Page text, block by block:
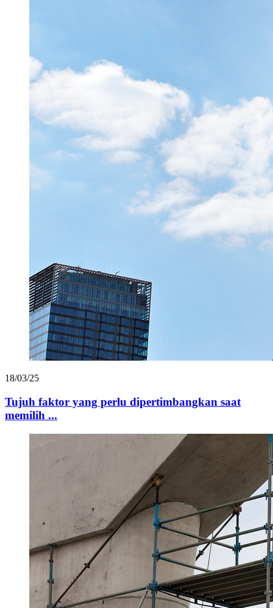
18/03/25
Tujuh faktor yang perlu dipertimbangkan saat
memilih ...